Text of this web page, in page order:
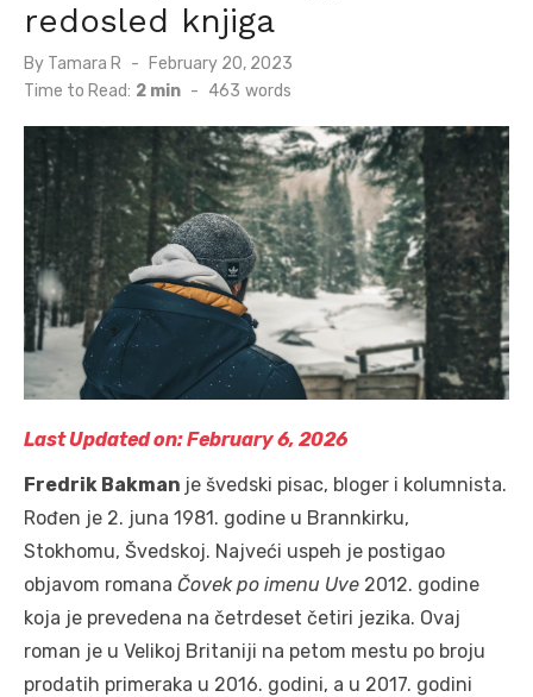
redosled knjiga
By Tamara R
Posted
on
February 20, 2023
Time to Read: 2 min - 463 words
Last Updated on: February 6, 2026
Fredrik Bakman je švedski pisac, bloger i kolumnista.
Rođen je 2. juna 1981. godine u Brannkirku,
Stokhomu, Švedskoj. Najveći uspeh je postigao
objavom romana Čovek po imenu Uve 2012. godine
koja je prevedena na četrdeset četiri jezika. Ovaj
roman je u Velikoj Britaniji na petom mestu po broju
prodatih primeraka u 2016. godini, a u 2017. godini